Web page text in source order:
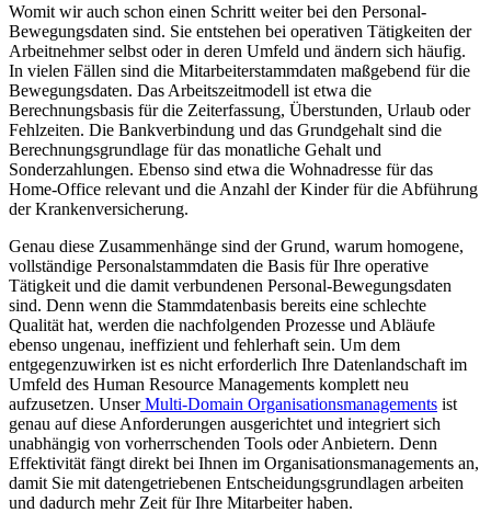
Womit wir auch schon einen Schritt weiter bei den Personal-
Bewegungsdaten sind. Sie entstehen bei operativen Tätigkeiten der
Arbeitnehmer selbst oder in deren Umfeld und ändern sich häufig.
In vielen Fällen sind die Mitarbeiterstammdaten maßgebend für die
Bewegungsdaten. Das Arbeitszeitmodell ist etwa die
Berechnungsbasis für die Zeiterfassung, Überstunden, Urlaub oder
Fehlzeiten. Die Bankverbindung und das Grundgehalt sind die
Berechnungsgrundlage für das monatliche Gehalt und
Sonderzahlungen. Ebenso sind etwa die Wohnadresse für das
Home-Office relevant und die Anzahl der Kinder für die Abführung
der Krankenversicherung.
Genau diese Zusammenhänge sind der Grund, warum homogene,
vollständige Personalstammdaten die Basis für Ihre operative
Tätigkeit und die damit verbundenen Personal-Bewegungsdaten
sind. Denn wenn die Stammdatenbasis bereits eine schlechte
Qualität hat, werden die nachfolgenden Prozesse und Abläufe
ebenso ungenau, ineffizient und fehlerhaft sein. Um dem
entgegenzuwirken ist es nicht erforderlich Ihre Datenlandschaft im
Umfeld des Human Resource Managements komplett neu
aufzusetzen. UnserMulti-Domain Organisationsmanagements ist
genau auf diese Anforderungen ausgerichtet und integriert sich
unabhängig von vorherrschenden Tools oder Anbietern. Denn
Effektivität fängt direkt bei Ihnen im Organisationsmanagements an,
damit Sie mit datengetriebenen Entscheidungsgrundlagen arbeiten
und dadurch mehr Zeit für Ihre Mitarbeiter haben.